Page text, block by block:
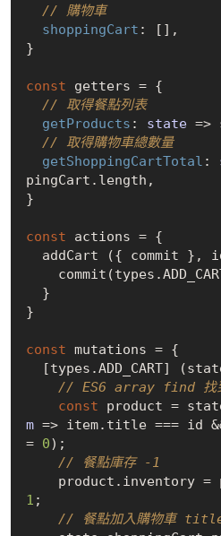
// 購物車
shoppingCart : [],
}
const getters = {
// 取得餐點列表
getProducts : state =>
// 取得購物車總數量
getShoppingCartTotal :
pingCart.length,
}
const actions = {
}
const mutations = {
// ES6 array find 找到
const product =
m => item.title === id
= 0);
// 餐點庫存 -1
1 ;
// 餐點加入購物車